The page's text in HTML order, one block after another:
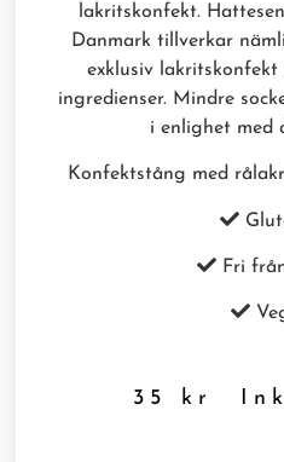
lakritskonfekt.
Danmark tillverkar
exklusiv
ingredienser. Mindre
i enlighet med
Konfektstång med
Fri
35 kr